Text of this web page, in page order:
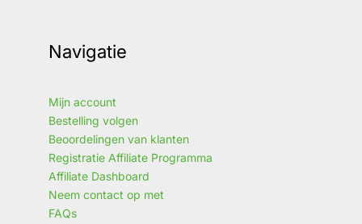
Navigatie
Mijn account
Bestelling volgen
Beoordelingen van klanten
Registratie Affiliate Programma
Affiliate Dashboard
Neem contact op met
FAQs